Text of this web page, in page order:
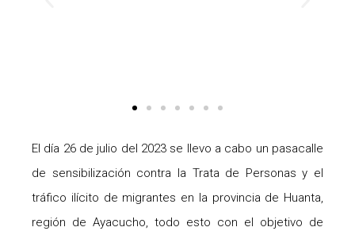
El día 26 de julio del 2023 se llevo a cabo un pasacalle
de sensibilización contra la Trata de Personas y el
tráfico ilícito de migrantes en la provincia de Huanta,
región de Ayacucho, todo esto con el objetivo de